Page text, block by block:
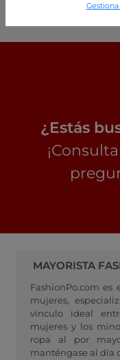
¿Estás
MAYORISTA
FashionPo.com
mujeres,
vínculo ideal
mujeres y los
ropa al por
manténgase al día